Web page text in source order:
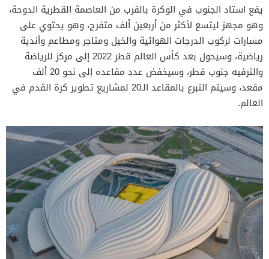
يقع استاد الجنوب في الوكرة بالقرب من العاصمة القطرية الدوحة،
وهو مجهز ليتسع لأكثر من أربعين ألف متفرج، وهو يحتوي على
مسارات لركوب الدرجات الهوائية والخيل ومتاجر ومطاعم وأندية
رياضية، وسيحول بعد كأس العالم قطر 2022 إلى مركز للرياضة
والترفيه جنوب قطر، وسيخفض عدد مقاعده إلى نحو 20 ألف
مقعد، وسيتم التبرع بالمقاعد الـ20 لمشاريع تطوير كرة القدم في
العالم.